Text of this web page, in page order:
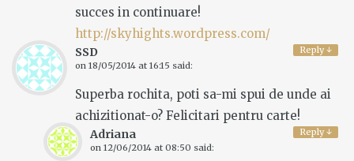
succes in continuare!
http://skyhights.wordpress.com/
Reply↓
SSD
on 18/05/2014 at 16:15 said:
Superba rochita, poti sa-mi spui de unde ai
achizitionat-o? Felicitari pentru carte!
Reply↓
Adriana
on 12/06/2014 at 08:50 said: